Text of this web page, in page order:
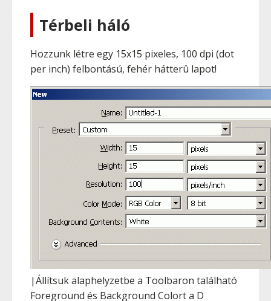
Térbeli háló
Hozzunk létre egy 15x15 pixeles, 100 dpi (dot
per inch) felbontású, fehér hátterû lapot!
|Állítsuk alaphelyzetbe a Toolbaron található
Foreground és Background Colort a D